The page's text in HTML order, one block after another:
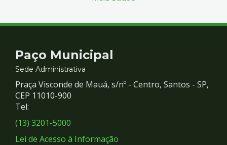
Contato
e
Redes
Sociais
Paço Municipal
Sede Administrativa
Praça Visconde de Mauá, s/nº - Centro, Santos - SP,
CEP 11010-900
Tel:
(13) 3201-5000
Lei de Acesso à Informação